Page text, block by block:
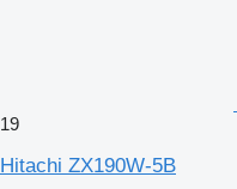
19
Hitachi ZX190W-5B